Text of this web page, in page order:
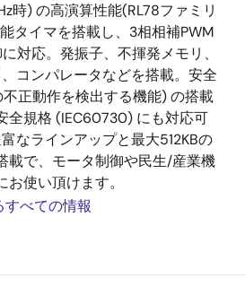
時) の高演算性能(RL78ファミリ
タイマを搭載し、3相相補PWM
対応。発振子、不揮発メモリ、
コンパレータなどを搭載。安全
正動作を検出する機能) の搭載
全規格 (IEC60730) にも対応可
なラインアップと最大512KBの
載で、モータ制御や民生/産業機
使い頂けます。
すべての情報